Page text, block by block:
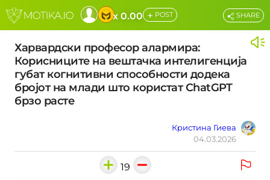
x 0.00 + POST
Харвардски професор алармира:
Корисниците на вештачка интелигенција
губат когнитивни способности додека
бројот на млади што користат ChatGPT
брзо расте
Кристина Гиева
04.03.2026
SHARE
19